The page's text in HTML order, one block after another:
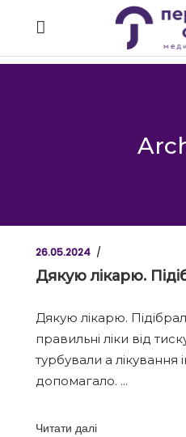
26.05.2024
Дякую лікарю.
Дякую лікарю.
правильні ліки від
турбували а лікування
допомагало.
Читати далі